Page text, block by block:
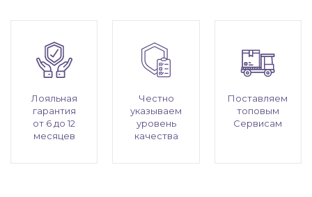
Лояльная
гарантия
от 6 до 12
месяцев
Честно
указываем
уровень
качества
Поставляем
топовым
Сервисам